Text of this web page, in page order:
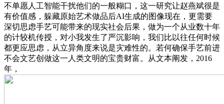
不单愿人工智能干扰他们的一般糊口，这一研究让赵燕斌很是
有价值感，躲藏原始艺术做品后AI生成的图像现在，更需要
深切思虑手艺可能带来的现实社会后果，做为一个从业数十年
的计较机传授，对小我发生了严沉影响，我们比以往任何时候
都更应思虑，从立异角度来说是灾难性的。若何确保手艺前进
不会文艺创做这一人类文明的宝贵财富。从文本阐发，2016
年，